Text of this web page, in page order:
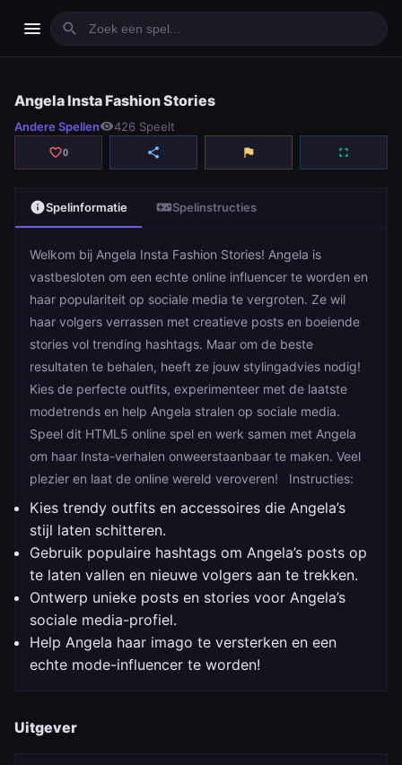
menu search
play_arrowSpelen
Angela Insta Fashion Stories
Andere Spellenvisibility426 Speelt
favorite_border0 share flag fullscreen
infoSpelinformatie videogame_assetSpelinstructies
Welkom bij Angela Insta Fashion Stories! Angela is
vastbesloten om een echte online influencer te worden en
haar populariteit op sociale media te vergroten. Ze wil
haar volgers verrassen met creatieve posts en boeiende
stories vol trending hashtags. Maar om de beste
resultaten te behalen, heeft ze jouw stylingadvies nodig!
Kies de perfecte outfits, experimenteer met de laatste
modetrends en help Angela stralen op sociale media.
Speel dit HTML5 online spel en werk samen met Angela
om haar Insta-verhalen onweerstaanbaar te maken. Veel
plezier en laat de online wereld veroveren! Instructies:
Kies trendy outfits en accessoires die Angela’s
stijl laten schitteren.
Gebruik populaire hashtags om Angela’s posts op
te laten vallen en nieuwe volgers aan te trekken.
Ontwerp unieke posts en stories voor Angela’s
sociale media-profiel.
Help Angela haar imago te versterken en een
echte mode-influencer te worden!
Uitgever